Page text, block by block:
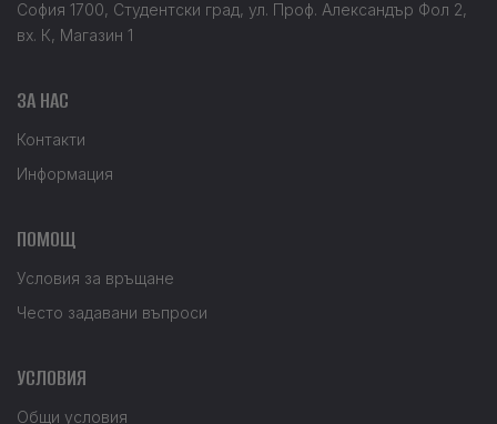
София 1700, Студентски град, ул. Проф. Александър Фол 2,
вх. К, Магазин 1
ЗА НАС
Контакти
Информация
ПОМОЩ
Условия за връщане
Често задавани въпроси
УСЛОВИЯ
Общи условия